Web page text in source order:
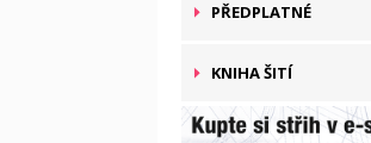
PŘEDPLATNÉ
KNIHA ŠITÍ